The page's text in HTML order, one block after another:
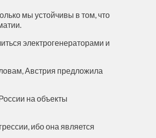
мы устойчивы в том, что
электрогенераторами и
Австрия предложила
на объекты
ибо она является